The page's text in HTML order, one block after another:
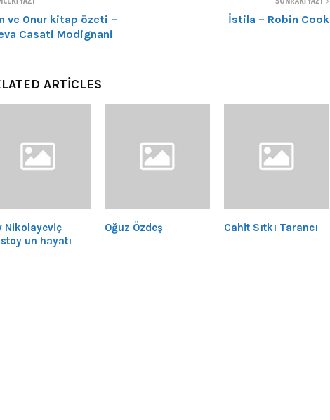
ve Onur kitap özeti –
Casati Modignani
İstila – Robin Cook
ARTICLES
Nikolayeviç
un hayatı
Oğuz Özdeş Cahit Sıtkı Tarancı